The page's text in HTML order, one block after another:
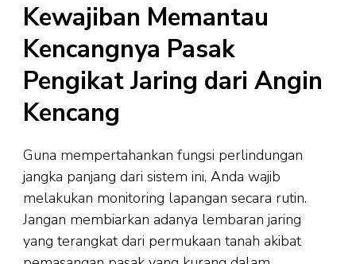
Kewajiban Memantau
Kencangnya Pasak
Pengikat Jaring dari Angin
Kencang
Guna mempertahankan fungsi perlindungan
jangka panjang dari sistem ini, Anda wajib
melakukan monitoring lapangan secara rutin.
Jangan membiarkan adanya lembaran jaring
yang terangkat dari permukaan tanah akibat